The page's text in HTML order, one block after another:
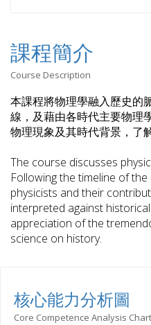
課程簡介
Course Description
本課程將物理學融入歷史的
線，及藉由各時代主要物理
物理現象及其時代背景，了
The course discusses
Following the timeline of
physicists and their
interpreted against
appreciation of the
science on history.
核心能力分析圖
Core Competence Analysis Chart